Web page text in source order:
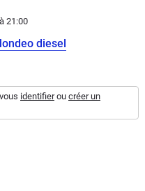
à 21:00
diesel
identifierou créer un